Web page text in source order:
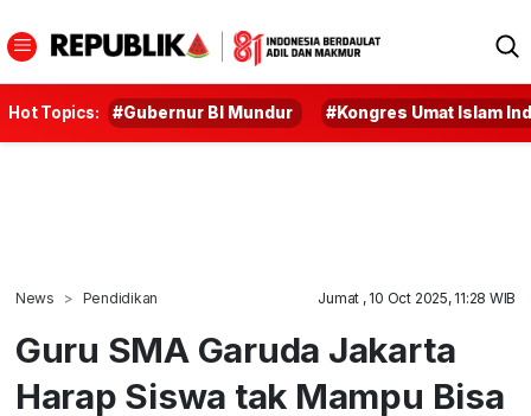
Hot Topics: #Gubernur BI Mundur #Kongres Umat Islam
News Pendidikan Jumat , 10 Oct 2025, 11:28 WIB
Guru SMA Garuda Jakarta
Harap Siswa tak Mampu Bisa